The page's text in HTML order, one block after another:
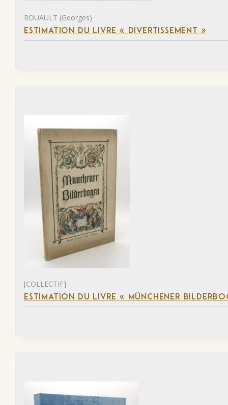
ROUAULT (Georges)
ESTIMATION DU LIVRE « DIVERTISSEMENT »
[COLLECTIF]
ESTIMATION DU LIVRE « MÜNCHENER